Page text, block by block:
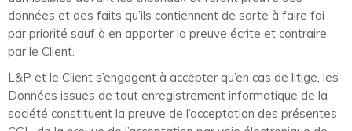
données et des faits qu’ils contiennent de sorte à faire foi
par priorité sauf à en apporter la preuve écrite et contraire
par le Client.
L&P et le Client s’engagent à accepter qu’en cas de litige, les
Données issues de tout enregistrement informatique de la
société constituent la preuve de l’acceptation des présentes